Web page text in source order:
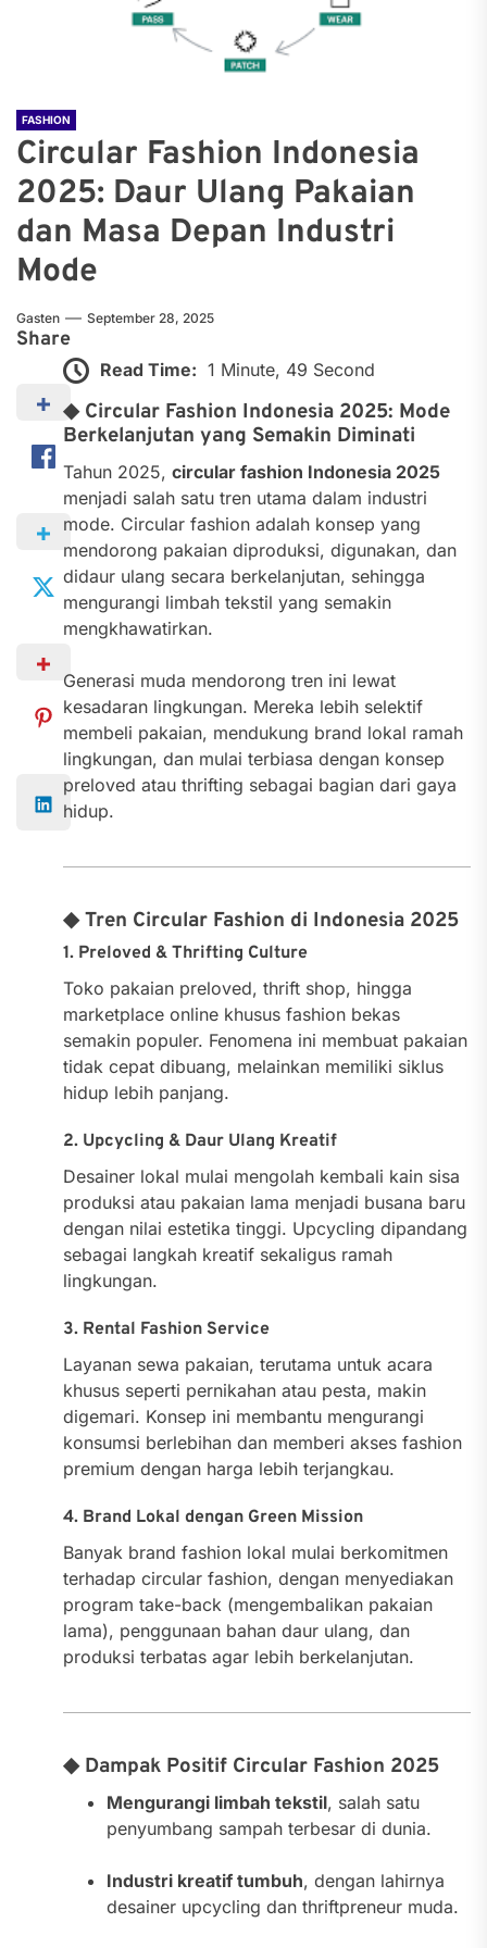
FASHION
Circular Fashion Indonesia
2025: Daur Ulang Pakaian
dan Masa Depan Industri
Mode
Gasten September 28, 2025
Share
Read Time: 1 Minute, 49 Second
◆ Circular Fashion Indonesia 2025: Mode
Berkelanjutan yang Semakin Diminati
Tahun 2025, circular fashion Indonesia 2025
menjadi salah satu tren utama dalam industri
mode. Circular fashion adalah konsep yang
mendorong pakaian diproduksi, digunakan, dan
didaur ulang secara berkelanjutan, sehingga
mengurangi limbah tekstil yang semakin
mengkhawatirkan.
Generasi muda mendorong tren ini lewat
kesadaran lingkungan. Mereka lebih selektif
membeli pakaian, mendukung brand lokal ramah
lingkungan, dan mulai terbiasa dengan konsep
preloved atau thrifting sebagai bagian dari gaya
hidup.
◆ Tren Circular Fashion di Indonesia 2025
1. Preloved & Thrifting Culture
Toko pakaian preloved, thrift shop, hingga
marketplace online khusus fashion bekas
semakin populer. Fenomena ini membuat pakaian
tidak cepat dibuang, melainkan memiliki siklus
hidup lebih panjang.
2. Upcycling & Daur Ulang Kreatif
Desainer lokal mulai mengolah kembali kain sisa
produksi atau pakaian lama menjadi busana baru
dengan nilai estetika tinggi. Upcycling dipandang
sebagai langkah kreatif sekaligus ramah
lingkungan.
3. Rental Fashion Service
Layanan sewa pakaian, terutama untuk acara
khusus seperti pernikahan atau pesta, makin
digemari. Konsep ini membantu mengurangi
konsumsi berlebihan dan memberi akses fashion
premium dengan harga lebih terjangkau.
4. Brand Lokal dengan Green Mission
Banyak brand fashion lokal mulai berkomitmen
terhadap circular fashion, dengan menyediakan
program take-back (mengembalikan pakaian
lama), penggunaan bahan daur ulang, dan
produksi terbatas agar lebih berkelanjutan.
◆ Dampak Positif Circular Fashion 2025
Mengurangi limbah tekstil, salah satu
penyumbang sampah terbesar di dunia.
Industri kreatif tumbuh, dengan lahirnya
desainer upcycling dan thriftpreneur muda.